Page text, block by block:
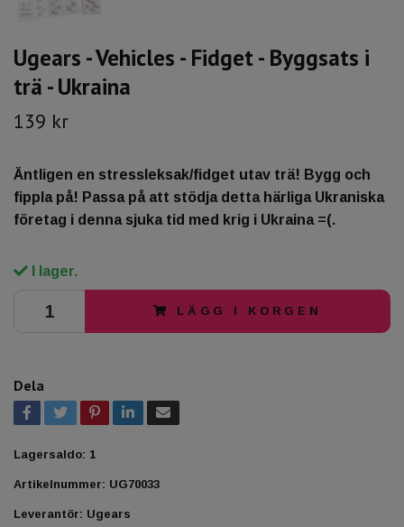
Ugears - Vehicles - Fidget - Byggsats i
trä - Ukraina
139 kr
Äntligen en stressleksak/fidget utav trä! Bygg och
fippla på! Passa på att stödja detta härliga Ukraniska
företag i denna sjuka tid med krig i Ukraina =(.
I lager.
LÄGG I KORGEN
Dela
Lagersaldo: 1
Artikelnummer: UG70033
Leverantör: Ugears